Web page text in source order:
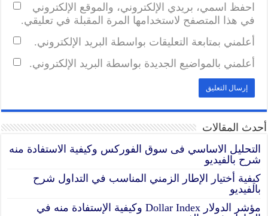
احفظ اسمي، بريدي الإلكتروني، والموقع الإلكتروني
في هذا المتصفح لاستخدامها المرة المقبلة في تعليقي.
أعلمني بمتابعة التعليقات بواسطة البريد الإلكتروني.
أعلمني بالمواضيع الجديدة بواسطة البريد الإلكتروني.
أحدث المقالات
التحليل الاساسي فى سوق الفوركس وكيفية الاستفادة منه
شرح بالفيديو
كيفية أختيار الإطار الزمني المناسب في التداول شرح
بالفيديو
مؤشر الدولار Dollar Index وكيفية الإستفادة منه في